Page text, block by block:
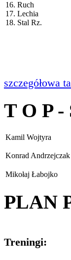
16. Ruch
17. Lechia
18. Stal Rz.
szczegółowa
T O P
Kamil Wojtyra
Konrad Andrzejczak
Mikołaj Łabojko
PLAN
Treningi: